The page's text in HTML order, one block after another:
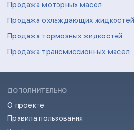
Продажа моторных масел
Продажа охлаждающих жидкостей
Продажа тормозных жидкостей
Продажа трансмиссионных масел
ДОПОЛНИТЕЛЬНО
О проекте
Правила пользования